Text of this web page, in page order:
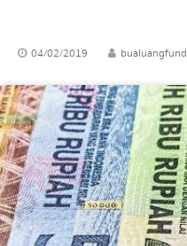
04/02/2019 bualuangfund